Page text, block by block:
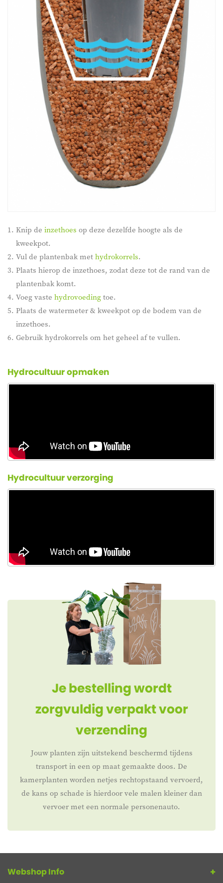
Knip de inzethoes op deze dezelfde hoogte als de
kweekpot.
Vul de plantenbak methydrokorrels.
Plaats hierop de inzethoes, zodat deze tot de rand van de
plantenbak komt.
Voeg vaste hydrovoedingtoe.
Plaats de watermeter & kweekpot op de bodem van de
inzethoes.
Gebruik hydrokorrels om het geheel af te vullen.
Hydrocultuur opmaken
Hydrocultuur verzorging
Je bestelling wordt
zorgvuldig verpakt voor
verzending
Jouw planten zijn uitstekend beschermd tijdens
transport in een op maat gemaakte doos. De
kamerplanten worden netjes rechtopstaand vervoerd,
de kans op schade is hierdoor vele malen kleiner dan
vervoer met een normale personenauto.
Webshop Info